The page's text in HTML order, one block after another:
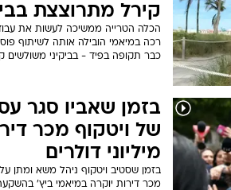
קירל מתרוצצת
הכלה הטרייה ממשיכה לעשות את
רכה במיאמי הובילה אותה לשיתוף
כבר תקופה בפיד - בביקיני משולשים
בזמן שאביו סגר
של ויטקוף מכר
מיליוני דולרים
בזמן שסטיב ויטקוף ניהל משא ומתן